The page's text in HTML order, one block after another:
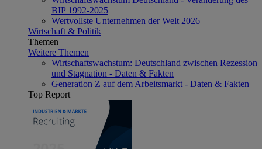
BIP 1992-2025
Wertvollste Unternehmen der Welt 2026
Wirtschaft & Politik
Themen
Weitere Themen
Wirtschaftswachstum: Deutschland zwischen Rezession
und Stagnation - Daten & Fakten
Generation Z auf dem Arbeitsmarkt - Daten & Fakten
Top Report